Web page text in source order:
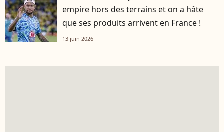
empire hors des terrains et on a hâte
que ses produits arrivent en France !
13 juin 2026